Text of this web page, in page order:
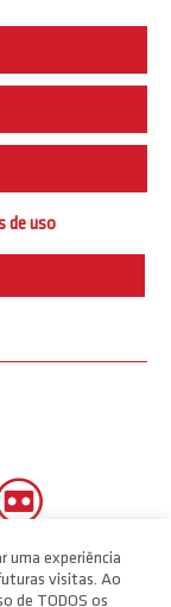
de uso
uma experiência
visitas. Ao
de TODOS os